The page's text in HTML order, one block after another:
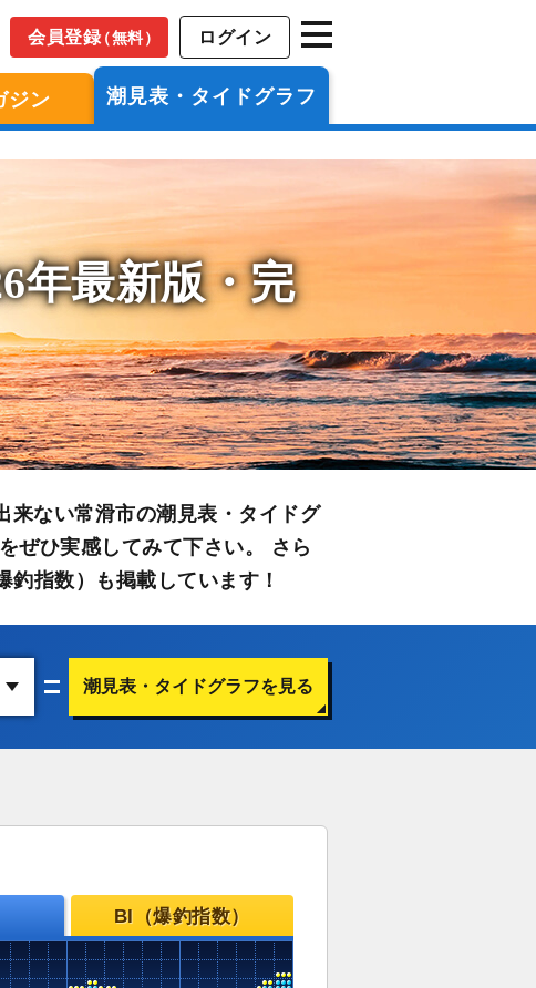
会員登録（無料） ログイン
ジン 潮見表・タイドグラフ
年最新版・完
来ない常滑市の潮見表・タイドグ
ぜひ実感してみて下さい。 さら
指数）も掲載しています！
潮見表・タイドグラフを見る
BI（爆釣指数）